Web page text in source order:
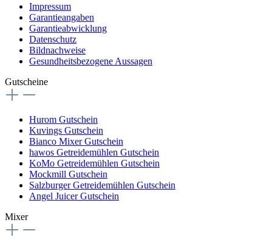
Impressum
Garantieangaben
Garantieabwicklung
Datenschutz
Bildnachweise
Gesundheitsbezogene Aussagen
Gutscheine
Hurom Gutschein
Kuvings Gutschein
Bianco Mixer Gutschein
hawos Getreidemühlen Gutschein
KoMo Getreidemühlen Gutschein
Mockmill Gutschein
Salzburger Getreidemühlen Gutschein
Angel Juicer Gutschein
Mixer